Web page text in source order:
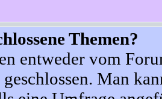
Themen?
entweder vom
Man